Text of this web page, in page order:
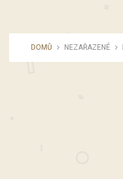
DOMŮ NEZAŘAZENÉ